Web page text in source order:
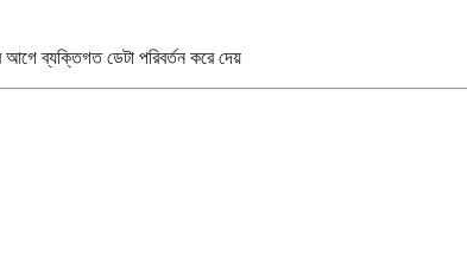
ব্যক্তিগত ডেটা পরিবর্তন করে দেয়